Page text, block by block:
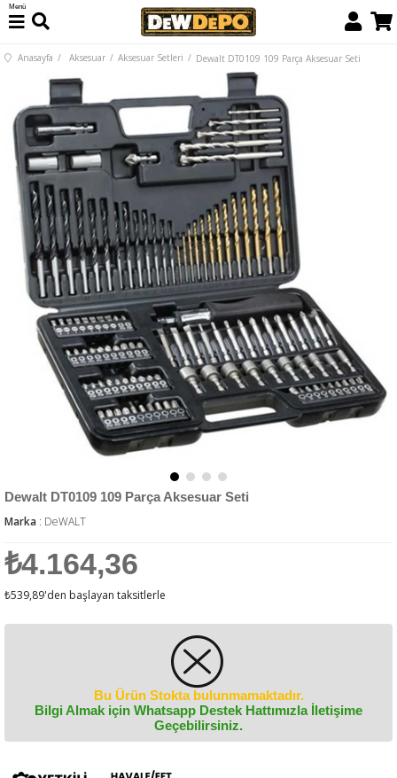
Menü
Anasayfa Aksesuar Aksesuar Setleri Dewalt DT0109 109 Parça Aksesuar Seti
Dewalt DT0109 109 Parça Aksesuar Seti
Marka : DeWALT
₺4.164,36
₺539,89'den başlayan taksitlerle
Bu Ürün Stokta bulunmamaktadır.
Bilgi Almak için Whatsapp Destek Hattımızla İletişime
Geçebilirsiniz.